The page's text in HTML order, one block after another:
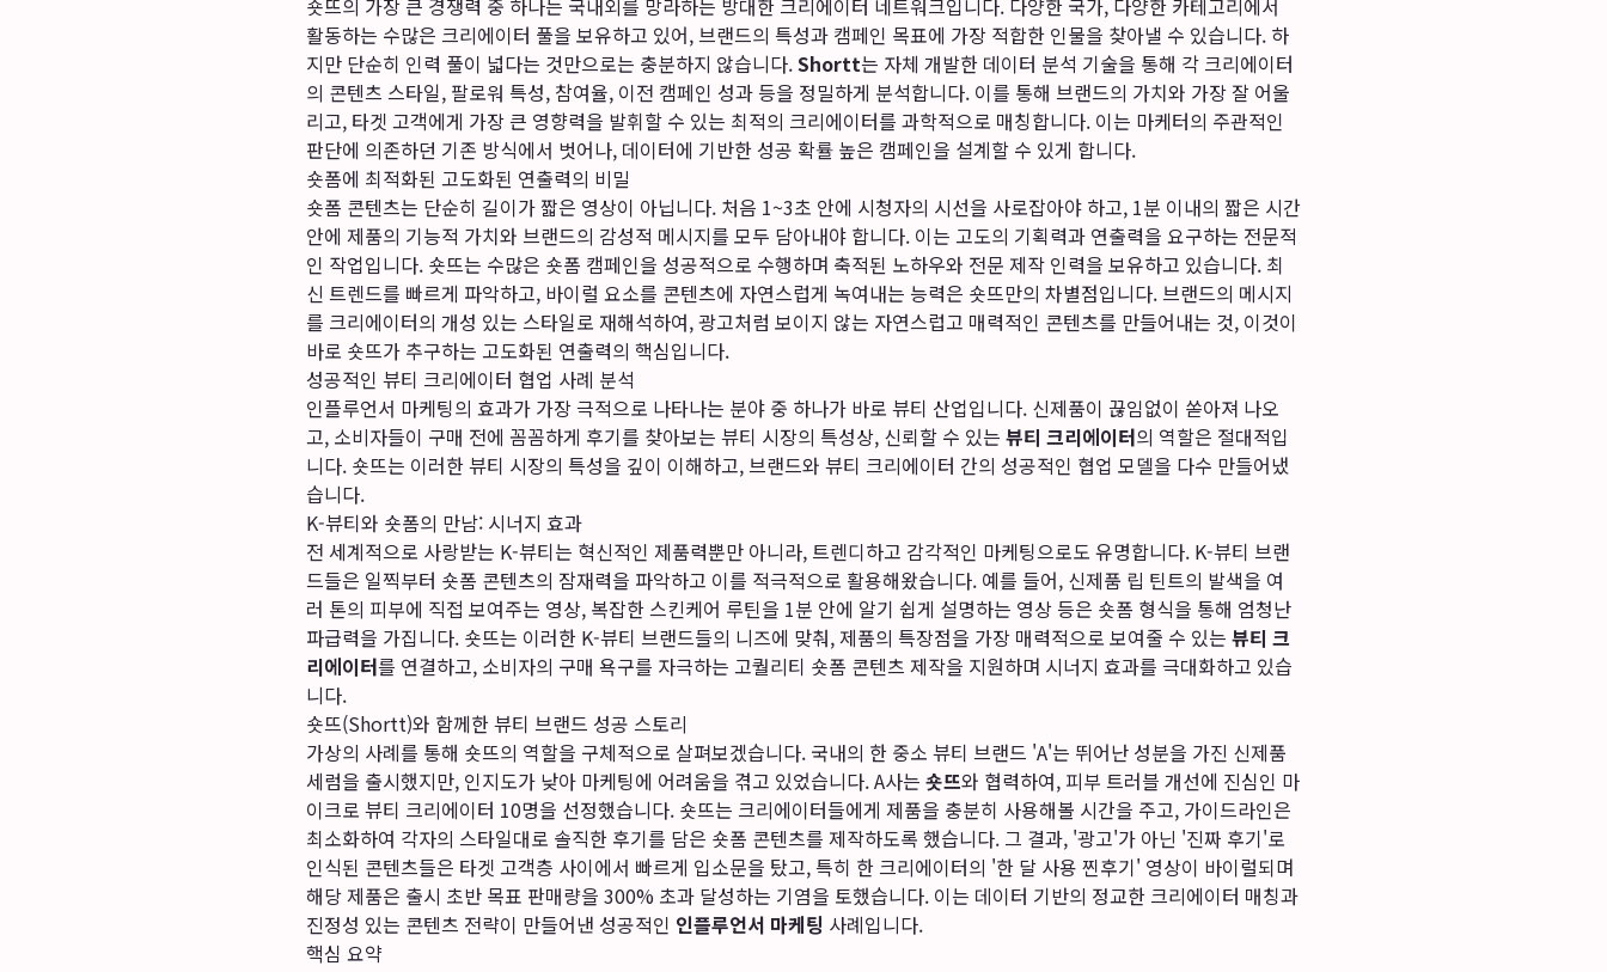
숏뜨의 가장 큰 경쟁력 중 하나는 국내외를 망라하는 방대한 크리에이터 네트워크입니다. 다양한 국가, 다양한 카테고리에서
활동하는 수많은 크리에이터 풀을 보유하고 있어, 브랜드의 특성과 캠페인 목표에 가장 적합한 인물을 찾아낼 수 있습니다. 하
지만 단순히 인력 풀이 넓다는 것만으로는 충분하지 않습니다.Shortt는 자체 개발한 데이터 분석 기술을 통해 각 크리에이터
의 콘텐츠 스타일, 팔로워 특성, 참여율, 이전 캠페인 성과 등을 정밀하게 분석합니다. 이를 통해 브랜드의 가치와 가장 잘 어울
리고, 타겟 고객에게 가장 큰 영향력을 발휘할 수 있는 최적의 크리에이터를 과학적으로 매칭합니다. 이는 마케터의 주관적인
판단에 의존하던 기존 방식에서 벗어나, 데이터에 기반한 성공 확률 높은 캠페인을 설계할 수 있게 합니다.
숏폼에 최적화된 고도화된 연출력의 비밀
숏폼 콘텐츠는 단순히 길이가 짧은 영상이 아닙니다. 처음 1~3초 안에 시청자의 시선을 사로잡아야 하고, 1분 이내의 짧은 시간
안에 제품의 기능적 가치와 브랜드의 감성적 메시지를 모두 담아내야 합니다. 이는 고도의 기획력과 연출력을 요구하는 전문적
인 작업입니다. 숏뜨는 수많은 숏폼 캠페인을 성공적으로 수행하며 축적된 노하우와 전문 제작 인력을 보유하고 있습니다. 최
신 트렌드를 빠르게 파악하고, 바이럴 요소를 콘텐츠에 자연스럽게 녹여내는 능력은 숏뜨만의 차별점입니다. 브랜드의 메시지
를 크리에이터의 개성 있는 스타일로 재해석하여, 광고처럼 보이지 않는 자연스럽고 매력적인 콘텐츠를 만들어내는 것, 이것이
바로 숏뜨가 추구하는 고도화된 연출력의 핵심입니다.
성공적인 뷰티 크리에이터 협업 사례 분석
인플루언서 마케팅의 효과가 가장 극적으로 나타나는 분야 중 하나가 바로 뷰티 산업입니다. 신제품이 끊임없이 쏟아져 나오
고, 소비자들이 구매 전에 꼼꼼하게 후기를 찾아보는 뷰티 시장의 특성상, 신뢰할 수 있는 뷰티 크리에이터의 역할은 절대적입
니다. 숏뜨는 이러한 뷰티 시장의 특성을 깊이 이해하고, 브랜드와 뷰티 크리에이터 간의 성공적인 협업 모델을 다수 만들어냈
습니다.
K-뷰티와 숏폼의 만남: 시너지 효과
전 세계적으로 사랑받는 K-뷰티는 혁신적인 제품력뿐만 아니라, 트렌디하고 감각적인 마케팅으로도 유명합니다. K-뷰티 브랜
드들은 일찍부터 숏폼 콘텐츠의 잠재력을 파악하고 이를 적극적으로 활용해왔습니다. 예를 들어, 신제품 립 틴트의 발색을 여
러 톤의 피부에 직접 보여주는 영상, 복잡한 스킨케어 루틴을 1분 안에 알기 쉽게 설명하는 영상 등은 숏폼 형식을 통해 엄청난
파급력을 가집니다. 숏뜨는 이러한 K-뷰티 브랜드들의 니즈에 맞춰, 제품의 특장점을 가장 매력적으로 보여줄 수 있는 뷰티 크
리에이터를 연결하고, 소비자의 구매 욕구를 자극하는 고퀄리티 숏폼 콘텐츠 제작을 지원하며 시너지 효과를 극대화하고 있습
니다.
숏뜨(Shortt)와 함께한 뷰티 브랜드 성공 스토리
가상의 사례를 통해 숏뜨의 역할을 구체적으로 살펴보겠습니다. 국내의 한 중소 뷰티 브랜드 'A'는 뛰어난 성분을 가진 신제품
세럼을 출시했지만, 인지도가 낮아 마케팅에 어려움을 겪고 있었습니다. A사는 숏뜨와 협력하여, 피부 트러블 개선에 진심인 마
이크로 뷰티 크리에이터 10명을 선정했습니다. 숏뜨는 크리에이터들에게 제품을 충분히 사용해볼 시간을 주고, 가이드라인은
최소화하여 각자의 스타일대로 솔직한 후기를 담은 숏폼 콘텐츠를 제작하도록 했습니다. 그 결과, '광고'가 아닌 '진짜 후기'로
인식된 콘텐츠들은 타겟 고객층 사이에서 빠르게 입소문을 탔고, 특히 한 크리에이터의 '한 달 사용 찐후기' 영상이 바이럴되며
해당 제품은 출시 초반 목표 판매량을 300% 초과 달성하는 기염을 토했습니다. 이는 데이터 기반의 정교한 크리에이터 매칭과
진정성 있는 콘텐츠 전략이 만들어낸 성공적인 인플루언서 마케팅 사례입니다.
핵심 요약